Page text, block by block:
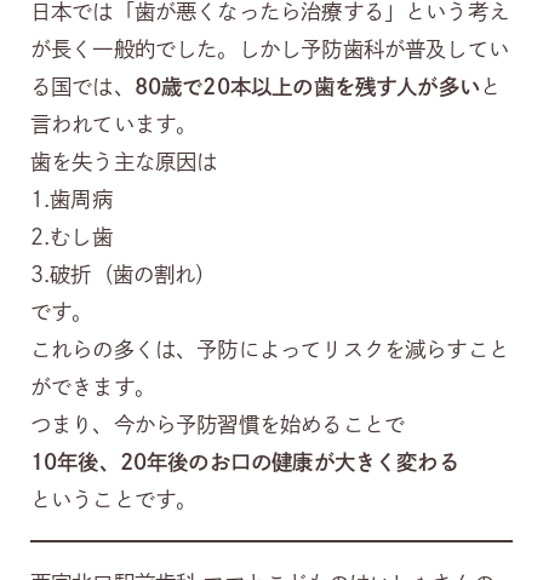
日本では「歯が悪くなったら治療する」という考え
が長く一般的でした。しかし予防歯科が普及してい
る国では、 80歳で20本以上の歯を残す人が多いと
言われています。
歯を失う主な原因は
1.歯周病
2.むし歯
3.破折（歯の割れ）
です。
これらの多くは、予防によってリスクを減らすこと
ができます。
つまり、今から予防習慣を始めることで
10年後、20年後のお口の健康が大きく変わる
ということです。